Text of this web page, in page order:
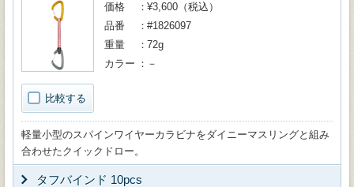
比較する
価格
¥3,600（税込）
品番
#1826097
重量
72g
カラー
－
軽量小型のスパインワイヤーカラビナをダイニーマスリングと組み
合わせたクイックドロー。
タフバインド 10pcs